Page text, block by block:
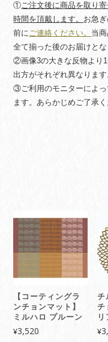
①ご注文後に商品を取り
時間を頂戴します。 お急
前にご連絡ください。 当
全て揃った後のお届けとな
②画像3の大きな反物より
出方がそれぞれ異なります
③ご利用のモニターによ
ます。あらかじめご了承く
【コーティングラ
ンチョンマット】
ミルハロ プルーン
¥3,520
チ
チ
¥